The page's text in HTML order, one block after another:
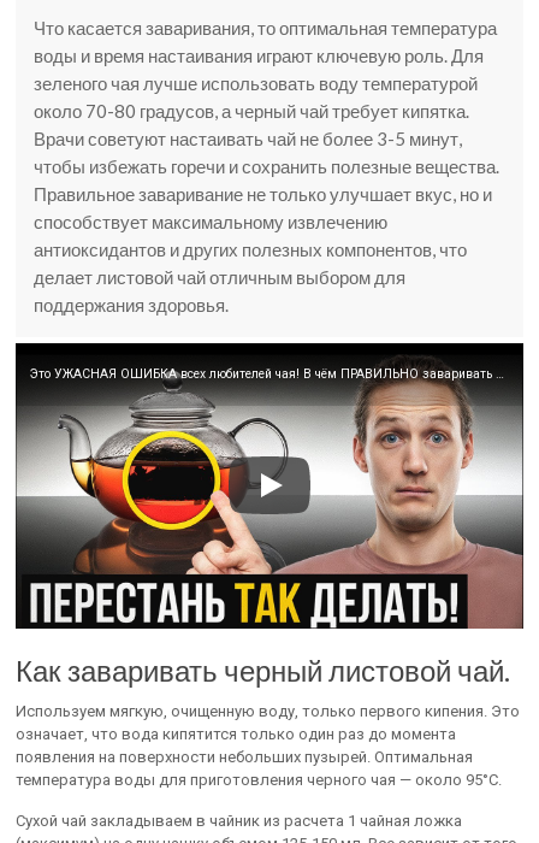
Что касается заваривания, то оптимальная температура
воды и время настаивания играют ключевую роль. Для
зеленого чая лучше использовать воду температурой
около 70-80 градусов, а черный чай требует кипятка.
Врачи советуют настаивать чай не более 3-5 минут,
чтобы избежать горечи и сохранить полезные вещества.
Правильное заваривание не только улучшает вкус, но и
способствует максимальному извлечению
антиоксидантов и других полезных компонентов, что
делает листовой чай отличным выбором для
поддержания здоровья.
Это УЖАСНАЯ ОШИБКА всех любителей чая! В чём ПРАВИЛЬНО заваривать чай?
Как заваривать черный листовой чай.
Используем мягкую, очищенную воду, только первого кипения. Это
означает, что вода кипятится только один раз до момента
появления на поверхности небольших пузырей. Оптимальная
температура воды для приготовления черного чая — около 95°С.
Сухой чай закладываем в чайник из расчета 1 чайная ложка